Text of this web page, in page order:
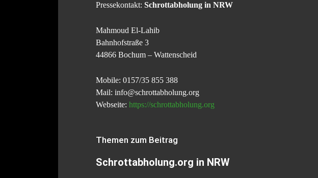
Pressekontakt: Schrottabholung in NRW
Mahmoud El-Lahib
Bahnhofstraße 3
44866 Bochum – Wattenscheid
Mobile: 0157/35 855 388
Mail: info@schrottabholung.org
Webseite: https://schrottabholung.org
Themen zum Beitrag
Schrottabholung.org in NRW